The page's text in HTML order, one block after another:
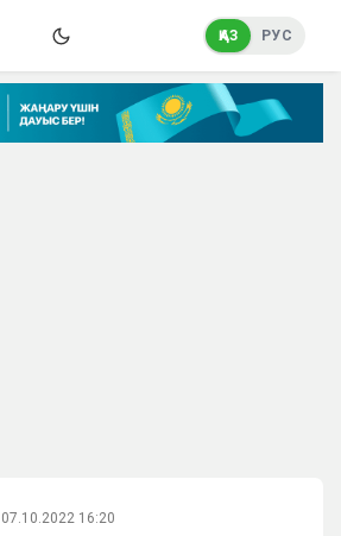
ҚАЗ РУС
07.10.2022 16:20